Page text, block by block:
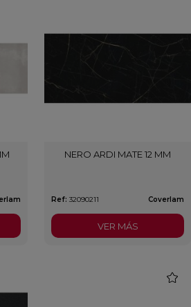
NERO ARDI MATE 12 MM
Ref: 32090211 Coverlam
VER MÁS